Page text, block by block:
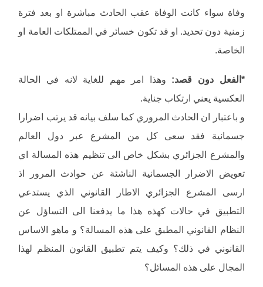
وفاة سواء كانت الوفاة عقب الحادث مباشرة او بعد فترة
زمنية دون تحديد. او قد تكون خسائر في الممتلكات العامة او
الخاصة.
*الفعل دون قصد: وهذا امر مهم للغاية لانه في الحالة
العكسية يعني ارتكاب جناية.
و باعتبار ان الحادث المروري كما سلف بيانه قد يرتب اضرارا
جسمانية فقد سعى كل من المشرع عبر دول العالم
والمشرع الجزائري بشكل خاص الى تنظيم هذه المسالة اي
تعويض الاضرار الجسمانية الناشئة عن حوادث المرور اذ
ارسى المشرع الجزائري الاطار القانوني الذي يستدعي
التطبيق في حالات كهذه هذا ما يدفعنا الى التساؤل عن
النظام القانوني المطبق على هذه المسالة؟ و ماهو الاساس
القانوني في ذلك؟ وكيف يتم تطبيق القانون المنظم لهذا
المجال على هذه المسائل؟